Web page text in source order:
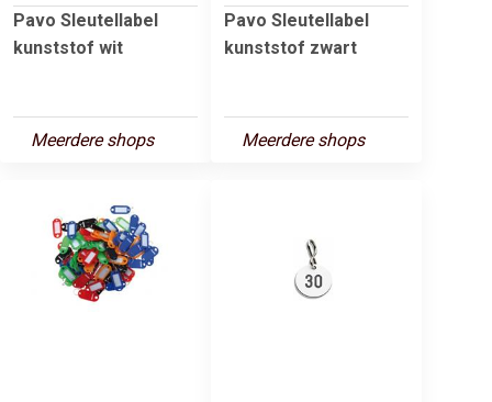
Pavo Sleutellabel
kunststof wit
Meerdere shops
Pavo Sleutellabel
kunststof zwart
Meerdere shops